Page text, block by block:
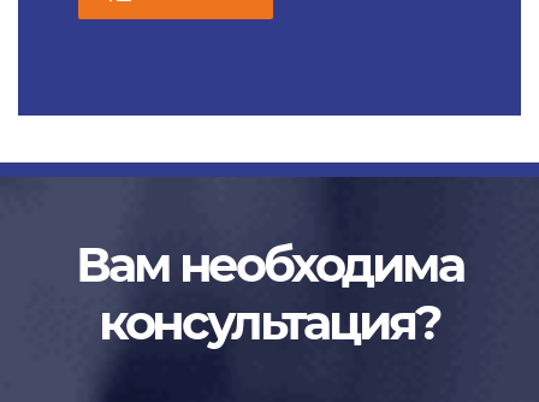
Вам необходима
консультация?